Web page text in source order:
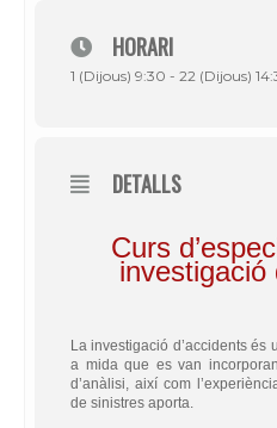
HORARI
1 (Dijous) 9:30 - 22 (Dijous)
DETALLS
Curs
investigació
La investigació d’accidents és
a mida que es van
d’anàlisi, així com
de sinistres aporta.